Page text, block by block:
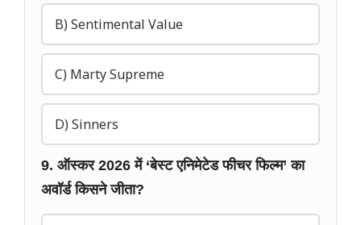
B) Sentimental Value
C) Marty Supreme
D) Sinners
9. ऑस्कर 2026 में ‘बेस्ट एनिमेटेड फीचर फिल्म’ का
अवॉर्ड किसने जीता?